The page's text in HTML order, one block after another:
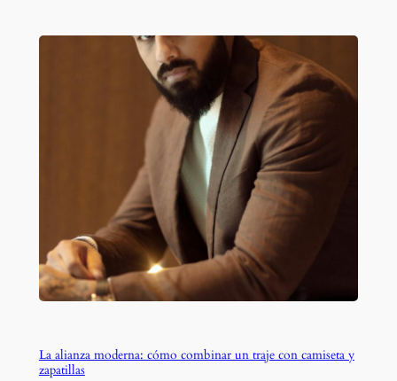
La alianza moderna: cómo combinar un traje con camiseta y
zapatillas